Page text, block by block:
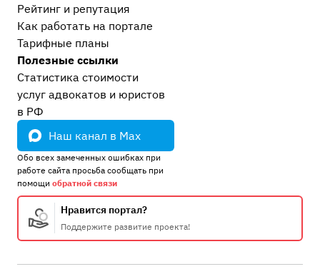
Рейтинг и репутация
Как работать на портале
Тарифные планы
Полезные ссылки
Статистика стоимости
услуг адвокатов и юристов
в РФ
Наш канал в Max
Обо всех замеченных ошибках при
работе сайта просьба сообщать при
помощи обратной связи
Нравится портал?
Поддержите развитие проекта!